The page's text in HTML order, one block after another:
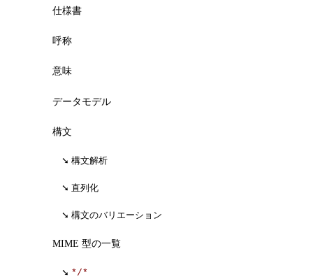
仕様書
呼称
意味
データモデル
構文
構文解析
直列化
構文のバリエーション
MIME 型の一覧
*/*